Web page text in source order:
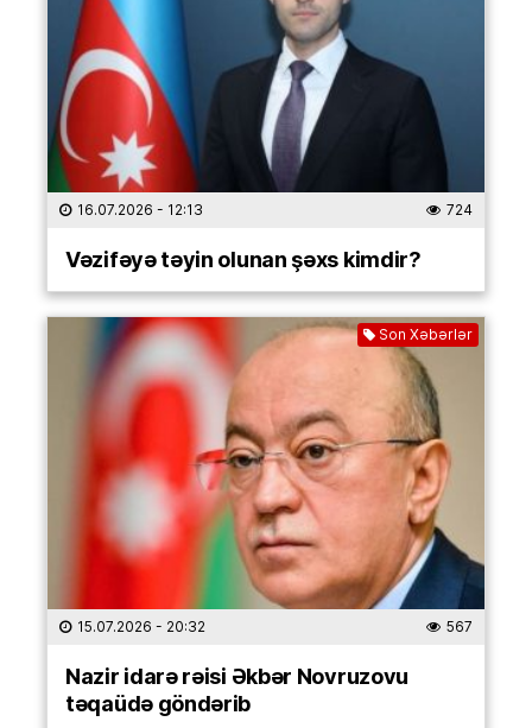
16.07.2026 - 12:13 724
Vəzifəyə təyin olunan şəxs kimdir?
Son Xəbərlər
15.07.2026 - 20:32 567
Nazir idarə rəisi Əkbər Novruzovu
təqaüdə göndərib